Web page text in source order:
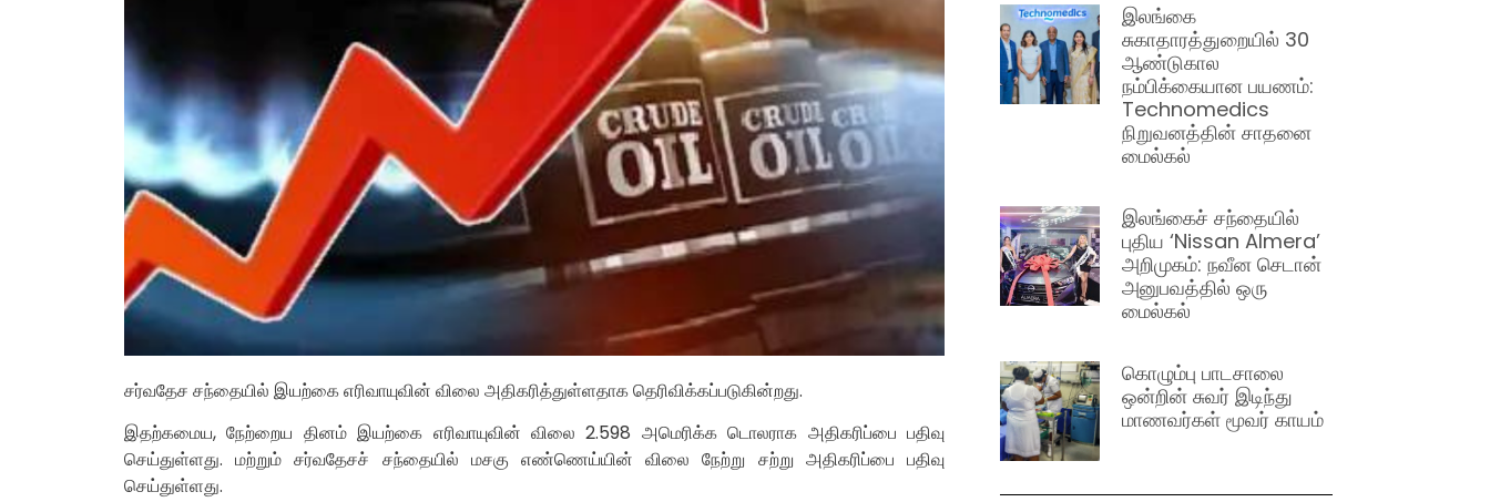
சர்வதேச சந்தையில் இயற்கை எரிவாயுவின் விலை அதிகரித்துள்ளதாக தெரிவிக்கப்படுகின்றது.
இதற்கமைய, நேற்றைய தினம் இயற்கை எரிவாயுவின் விலை 2.598 அமெரிக்க டொலராக அதிகரிப்பை பதிவு
செய்துள்ளது. மற்றும் சர்வதேசச் சந்தையில் மசகு எண்ணெய்யின் விலை நேற்று சற்று அதிகரிப்பை பதிவு
செய்துள்ளது.
இலங்கை
சுகாதாரத்துறையில் 30
ஆண்டுகால
நம்பிக்கையான பயணம்:
Technomedics
நிறுவனத்தின் சாதனை
மைல்கல்
இலங்கைச் சந்தையில்
புதிய ‘Nissan Almera’
அறிமுகம்: நவீன செடான்
அனுபவத்தில் ஒரு
மைல்கல்
கொழும்பு பாடசாலை
ஒன்றின் சுவர் இடிந்து
மாணவர்கள் மூவர் காயம்